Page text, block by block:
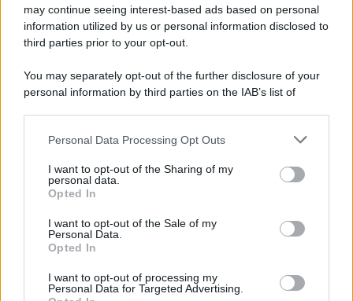
may continue seeing interest-based ads based on personal
information utilized by us or personal information disclosed to
third parties prior to your opt-out.
You may separately opt-out of the further disclosure of your
personal information by third parties on the IAB’s list of
This information may also be disclosed by us to third parties
disclose it to other third parties.
Please note that this website/app uses one or more Google
services and may gather and store information including but
not limited to your visit or usage behaviour. You may click to
grant or deny consent to Google and its third-party tags to
consent section.
Personal Data Processing Opt Outs
I want to opt-out of the Sharing of my
personal data.
Opted In
I want to opt-out of the Sale of my
Personal Data.
Opted In
I want to opt-out of processing my
Personal Data for Targeted Advertising.
Festa del Valle d’Aosta Lard d’Arnad DOP
2026: date e dettagli
Lo sapevi che...
Sagre ed eventi del weekend 7-8-9
La notte di San Lorenzo quest’anno
Palio Marinaro dell’Argentario 2026: